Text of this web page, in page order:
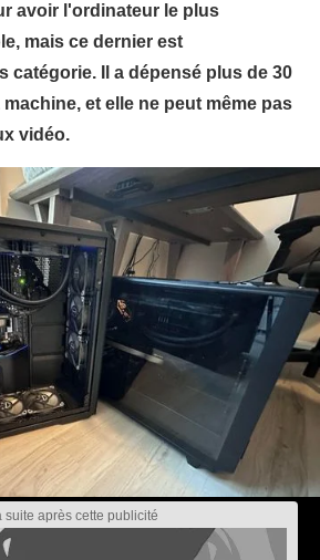
avoir l'ordinateur le plus
mais ce dernier est
catégorie. Il a dépensé plus de 30
et elle ne peut même pas
vidéo.